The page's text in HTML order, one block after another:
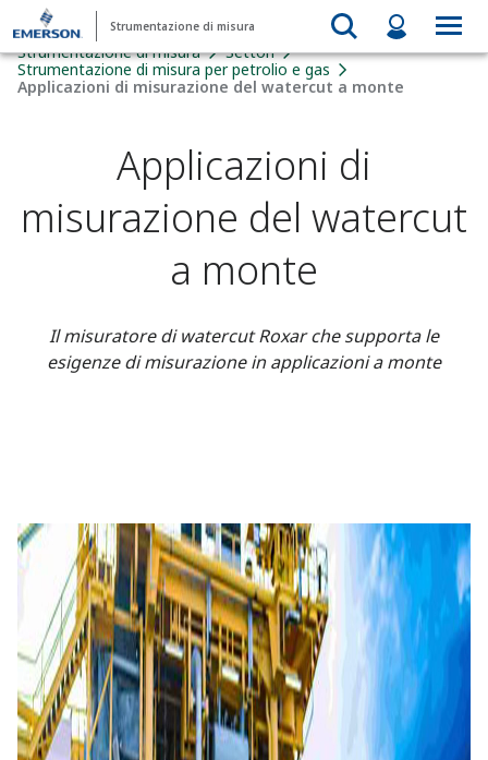
Strumentazione di misura
Strumentazione di misura
Settori
Strumentazione di misura per petrolio e gas
Applicazioni di misurazione del watercut a monte
Applicazioni di
misurazione del watercut
a monte
Il misuratore di watercut Roxar che supporta le
esigenze di misurazione in applicazioni a monte